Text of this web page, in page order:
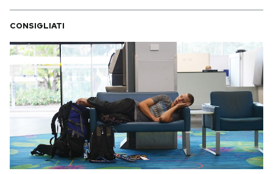
NEWSLETTER
I MIEI PREFERITI
SHOP
CALENDARIO
CONSIGLIATI